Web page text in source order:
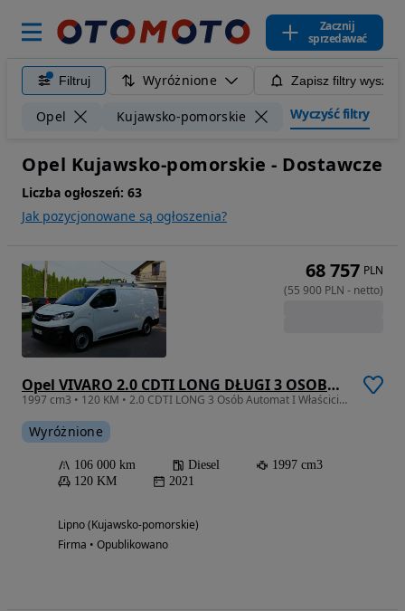
Zacznij
sprzedawać
Filtruj Wyróżnione Zapisz filtry
Opel Kujawsko-pomorskie Wyczyść filtry
Opel Kujawsko-pomorskie - Dostawcze
Liczba ogłoszeń: 63
Jak pozycjonowane są ogłoszenia?
Opel VIVARO 2.0 CDTI LONG DŁUGI 3 OSOBOWY AUTOMAT 8 BIEGOWY NAVIGACJA KAMERA
1997 cm3 • 120 KM • 2.0 CDTI LONG 3 Osób Automat I Właściciel PL Bezwypadkowy Serwis FV23%
Wyróżnione
106 000 km Diesel
1997 cm3
120 KM
2021
Lipno (Kujawsko-pomorskie)
Firma • Opublikowano
68 757 PLN
(55 900 PLN - netto)